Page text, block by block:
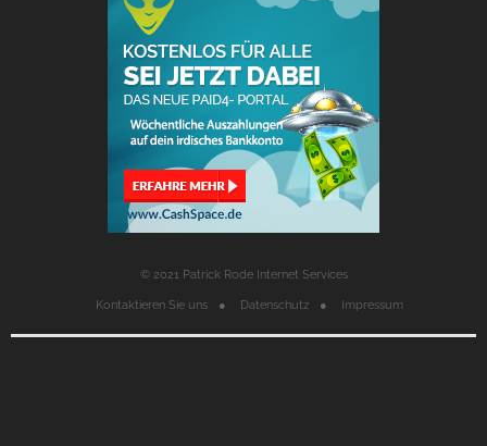
© 2021 Patrick Rode Internet Services
Kontaktieren Sie uns Datenschutz Impressum